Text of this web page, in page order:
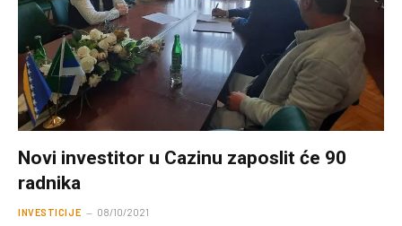
Novi investitor u Cazinu zaposlit će 90
radnika
INVESTICIJE 08/10/2021